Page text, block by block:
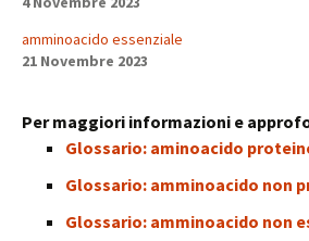
amminoacido essenziale
21 Novembre 2023
Per maggiori informazioni e
Glossario: aminoacido
Glossario: amminoacido non
Glossario: amminoacido non